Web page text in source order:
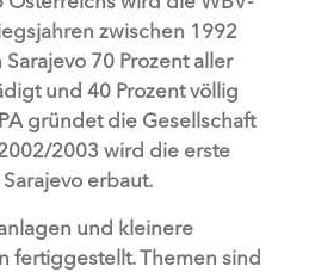
zwischen 1992
70 Prozent aller
und 40 Prozent völlig
gründet die Gesellschaft
2002/2003 wird die erste
erbaut.
und kleinere
fertiggestellt. Themen sind